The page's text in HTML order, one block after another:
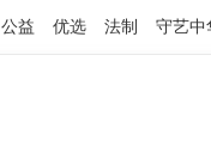
公益 优选 法制 守艺中